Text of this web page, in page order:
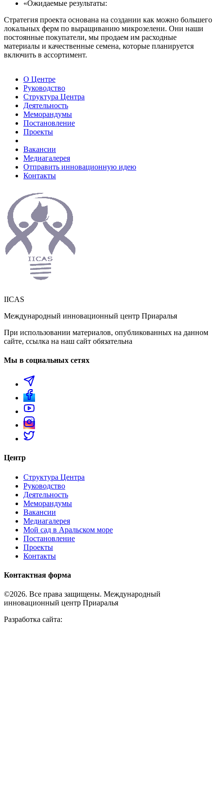
«Ожидаемые результаты:
Стратегия проекта основана на создании как можно большего
локальных ферм по выращиванию микрозелени. Они наши
постоянные покупатели, мы продаем им расходные
материалы и качественные семена, которые планируется
включить в ассортимент.
О Центре
Руководство
Структура Центра
Деятельность
Меморандумы
Постановление
Проекты
Вакансии
Медиагалерея
Отправить инновационную идею
Контакты
IICAS
Международный инновационный центр Приаралья
При использовании материалов, опубликованных на данном
сайте, ссылка на наш сайт обязательна
Мы в социальных сетях
Центр
Структура Центра
Руководство
Деятельность
Меморандумы
Вакансии
Медиагалерея
Мой сад в Аральском море
Постановление
Проекты
Контакты
Контактная форма
©2026. Все права защищены. Международный
инновационный центр Приаралья
Разработка сайта: